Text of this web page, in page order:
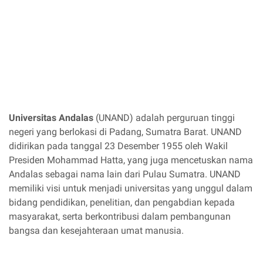
Universitas Andalas (UNAND) adalah perguruan tinggi
negeri yang berlokasi di Padang, Sumatra Barat. UNAND
didirikan pada tanggal 23 Desember 1955 oleh Wakil
Presiden Mohammad Hatta, yang juga mencetuskan nama
Andalas sebagai nama lain dari Pulau Sumatra. UNAND
memiliki visi untuk menjadi universitas yang unggul dalam
bidang pendidikan, penelitian, dan pengabdian kepada
masyarakat, serta berkontribusi dalam pembangunan
bangsa dan kesejahteraan umat manusia.